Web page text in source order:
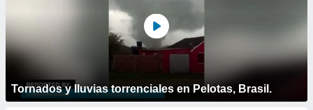
Tornados y lluvias torrenciales en Pelotas, Brasil.